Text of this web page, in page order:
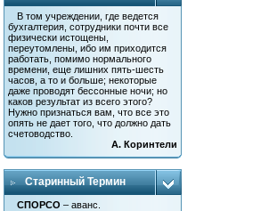
В том учреждении, где ведется
бухгалтерия, сотрудники почти все
физически истощены,
переутомлены, ибо им приходится
работать, помимо нормального
времени, еще лишних пять-шесть
часов, а то и больше; некоторые
даже проводят бессонные ночи; но
каков результат из всего этого?
Нужно признаться вам, что все это
опять не дает того, что должно дать
счетоводство.
А. Коринтели
Старинный Термин
СПОРСО – аванс.